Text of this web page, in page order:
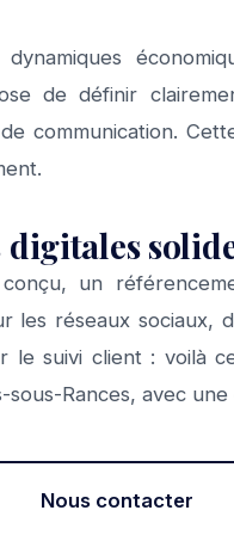
dynamiques
de définir
communication.
un
les réseaux sociaux,
le suivi client : voilà
Rances, avec
Nous contacter